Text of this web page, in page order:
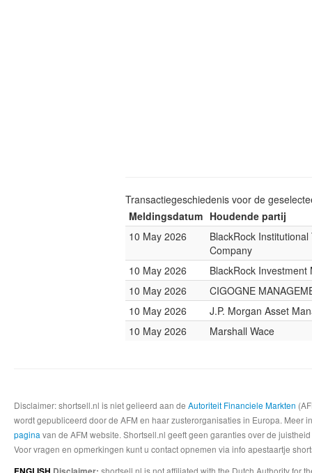
Transactiegeschiedenis voor de
Meldingsdatum Houdende partij
10 May 2026
BlackRock Institutional
Company
10 May 2026
BlackRock Investment
10 May 2026
CIGOGNE
10 May 2026
J.P. Morgan Asset
10 May 2026
Marshall Wace
Disclaimer: shortsell.nl is niet gelieerd aan de Autoriteit Financiele Markten
wordt gepubliceerd door de AFM en haar zusterorganisaties in Europa.
pagina van de AFM website. Shortsell.nl geeft geen garanties over de
Voor vragen en opmerkingen kunt u contact opnemen via info apestaartje
shortsell.nl is not affiliated with the Dutch Authority for